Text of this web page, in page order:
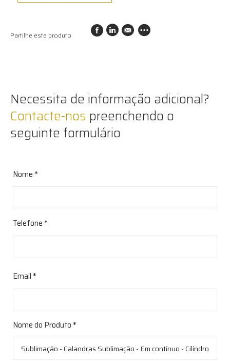
Partilhe este produto
Necessita de informação adicional?
Contacte-nos preenchendo o
seguinte formulário
Nome *
Telefone *
Email *
Nome do Produto *